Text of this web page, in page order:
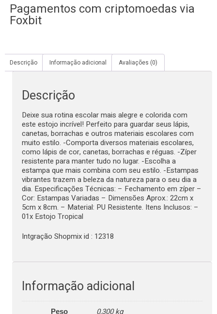
Pagamentos com criptomoedas via
Foxbit
Descrição Informação adicional Avaliações (0)
Descrição
Deixe sua rotina escolar mais alegre e colorida com
este estojo incrível! Perfeito para guardar seus lápis,
canetas, borrachas e outros materiais escolares com
muito estilo. -Comporta diversos materiais escolares,
como lápis de cor, canetas, borrachas e réguas. -Zíper
resistente para manter tudo no lugar. -Escolha a
estampa que mais combina com seu estilo. -Estampas
vibrantes trazem a beleza da natureza para o seu dia a
dia. Especificações Técnicas: – Fechamento em zíper –
Cor: Estampas Variadas – Dimensões Aprox.: 22cm x
5cm x 8cm. – Material: PU Resistente. Itens Inclusos: –
01x Estojo Tropical
Intgração Shopmix id : 12318
Informação adicional
Peso 0,300 kg